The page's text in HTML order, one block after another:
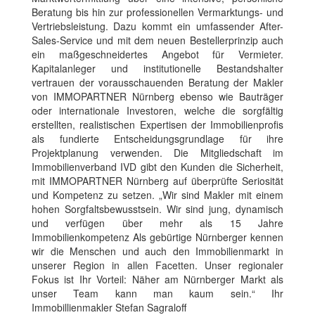
Beratung bis hin zur professionellen Vermarktungs- und
Vertriebsleistung. Dazu kommt ein umfassender After-
Sales-Service und mit dem neuen Bestellerprinzip auch
ein maßgeschneidertes Angebot für Vermieter.
Kapitalanleger und institutionelle Bestandshalter
vertrauen der vorausschauenden Beratung der Makler
von IMMOPARTNER Nürnberg ebenso wie Bauträger
oder internationale Investoren, welche die sorgfältig
erstellten, realistischen Expertisen der Immobilienprofis
als fundierte Entscheidungsgrundlage für ihre
Projektplanung verwenden. Die Mitgliedschaft im
Immobilienverband IVD gibt den Kunden die Sicherheit,
mit IMMOPARTNER Nürnberg auf überprüfte Seriosität
und Kompetenz zu setzen. „Wir sind Makler mit einem
hohen Sorgfaltsbewusstsein. Wir sind jung, dynamisch
und verfügen über mehr als 15 Jahre
Immobilienkompetenz Als gebürtige Nürnberger kennen
wir die Menschen und auch den Immobilienmarkt in
unserer Region in allen Facetten. Unser regionaler
Fokus ist Ihr Vorteil: Näher am Nürnberger Markt als
unser Team kann man kaum sein.“ Ihr
Immobillienmakler Stefan Sagraloff